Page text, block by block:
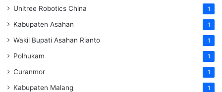
Unitree Robotics China 1
Kabupaten Asahan 1
Wakil Bupati Asahan Rianto 1
Polhukam 1
Curanmor 1
Kabupaten Malang 1